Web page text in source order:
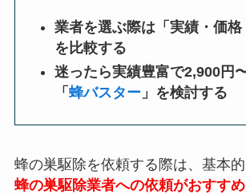
業者を選ぶ際は「実績・価格
を比較する
迷ったら実績豊富で2,900円
「蜂バスター 」を検討する
蜂の巣駆除を依頼する際は、基本
蜂の巣駆除業者への依頼がおすすめ